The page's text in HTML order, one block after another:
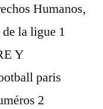
Humanos,
la ligue 1
Y
paris
2